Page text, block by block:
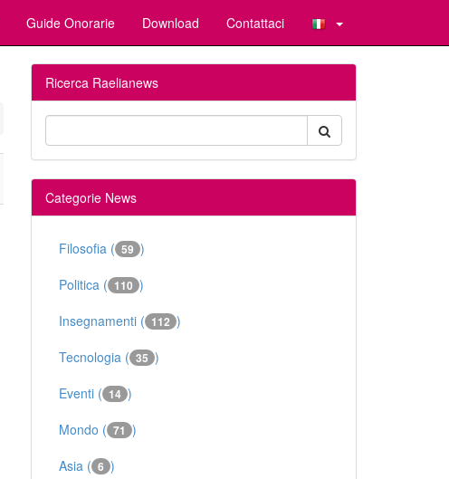
Guide Onorarie Download Contattaci
Ricerca Raelianews
Categorie News
Filosofia ( 59 )
Politica ( 110 )
Insegnamenti ( 112 )
Tecnologia ( 35 )
Eventi ( 14 )
Mondo ( 71 )
Asia ( 6 )